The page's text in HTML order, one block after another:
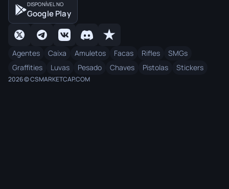
DISPONÍVEL NO
Google Play
Agentes Caixa Amuletos Facas Rifles
SMGs
Graffities
Luvas Pesado Chaves Pistolas Stickers
2026 © CSMARKETCAP.COM